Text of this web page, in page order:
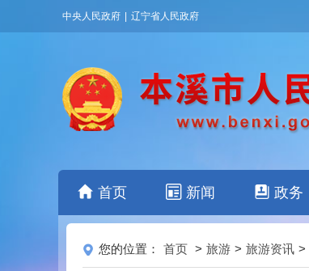
中央人民政府 辽宁省人民政府
首页 新闻 政务
您的位置： 首页 > 旅游 > 旅游资讯 >